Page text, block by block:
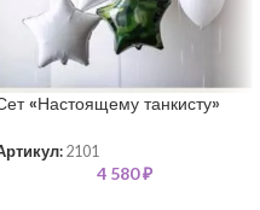
«Настоящему танкисту»
2101
4 580₽